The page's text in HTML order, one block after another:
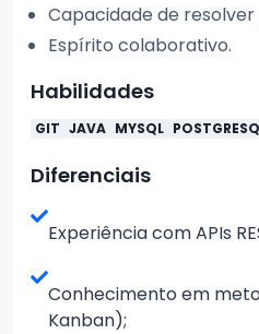
Capacidade de
Espírito colaborativo.
Habilidades
GIT JAVA MYSQL
Diferenciais
Experiência com APIs
Conhecimento em
Kanban);